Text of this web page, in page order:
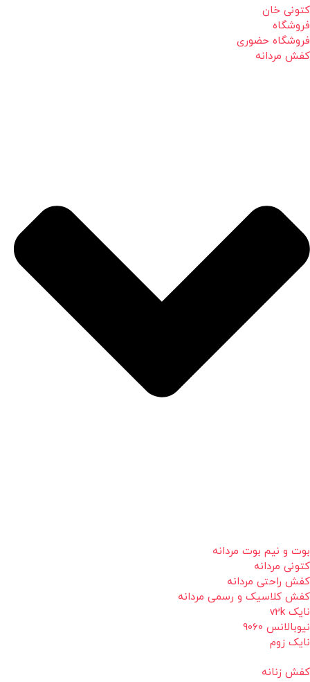
کتونی خان
فروشگاه
فروشگاه حضوری
کفش مردانه
بوت و نیم بوت مردانه
کتونی مردانه
کفش راحتی مردانه
کفش کلاسیک و رسمی مردانه
نایک v2k
نیوبالانس 9060
نایک زوم
کفش زنانه